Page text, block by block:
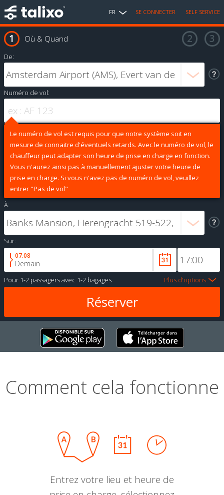
FR SE CONNECTER SELF SERVICE
Où & Quand
De:
Numéro de vol:
Le numéro de vol est requis pour que notre système soit en
mesure de connaitre d'éventuels retards. Avec le numéro de vol, le
chauffeur peut adapter son heure de prise en charge en fonction.
Vous n'aurez ainsi pas à manuellement ajuster votre heure de
prise en charge. Si vous n'avez pas de numéro de vol, veuillez
entrer "Pas de vol"
À:
Sur:
07.08
Demain
Pour 1-2 passagersavec 1-2 bagages Plus d'options
Comment cela fonctionne
Entrez votre lieu et heure de